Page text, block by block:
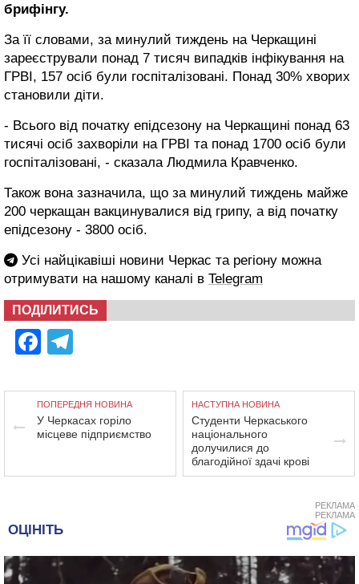
брифінгу.
За її словами, за минулий тиждень на Черкащині
зареєстрували понад 7 тисяч випадків інфікування на
ГРВІ, 157 осіб були госпіталізовані. Понад 30% хворих
становили діти.
- Всього від початку епідсезону на Черкащині понад 63
тисячі осіб захворіли на ГРВІ та понад 1700 осіб були
госпіталізовані, - сказала Людмила Кравченко.
Також вона зазначила, що за минулий тиждень майже
200 черкащан вакцинувалися від грипу, а від початку
епідсезону - 3800 осіб.
Усі найцікавіші новини Черкас та регіону можна
отримувати на нашому каналі в Telegram
ПОДІЛИТИСЬ
Facebook
ПОПЕРЕДНЯ НОВИНА
У Черкасах горіло
місцеве підприємство
НАСТУПНА НОВИНА
Студенти Черкаського
національного
долучилися до
благодійної здачі крові
РЕКЛАМА
РЕКЛАМА